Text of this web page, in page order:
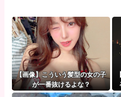
【画像】こういう髪型の女の子
が一番抜けるよな？